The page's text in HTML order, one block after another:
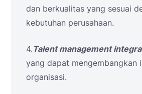
dan berkualitas yang sesuai
kebutuhan perusahaan.
4. Talent management
yang dapat mengembangkan
organisasi.